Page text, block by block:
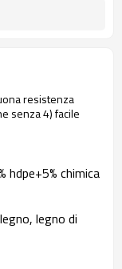
resistenza
senza 4) facile
hdpe+5% chimica
legno di